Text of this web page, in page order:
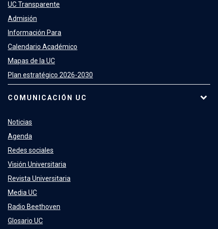
UC Transparente
Admisión
Información Para
Calendario Académico
Mapas de la UC
Plan estratégico 2026-2030
COMUNICACIÓN UC
Noticias
Agenda
Redes sociales
Visión Universitaria
Revista Universitaria
Media UC
Radio Beethoven
Glosario UC